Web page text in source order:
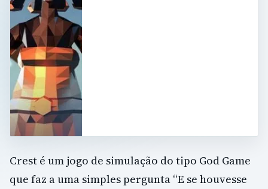
Crest é um jogo de simulação do tipo God Game
que faz a uma simples pergunta “E se houvesse